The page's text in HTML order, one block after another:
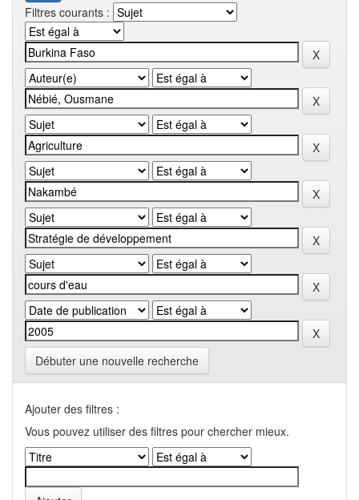
Filtres courants :
Débuter une nouvelle recherche
Ajouter des filtres :
Vous pouvez utiliser des filtres pour chercher mieux.